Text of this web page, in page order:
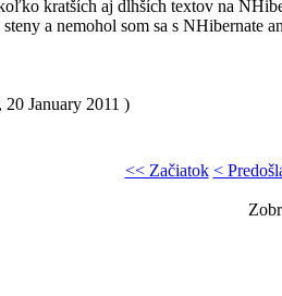
kratších aj dlhších textov na
a nemohol som sa s
20 January 2011 )
<< Začiatok <